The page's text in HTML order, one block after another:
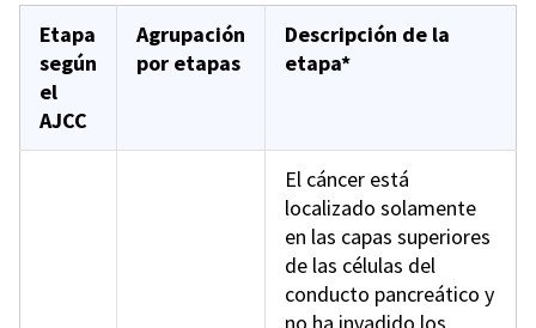
Etapa
según
el
AJCC
Agrupación
por etapas
Descripción de la
etapa*
El cáncer está
localizado solamente
en las capas superiores
de las células del
conducto pancreático y